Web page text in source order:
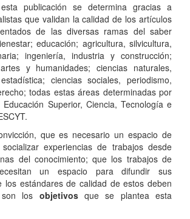
publicación se determina gracias a
que validan la calidad de los artículos
de las diversas ramas del saber
educación; agricultura, silvicultura,
ingeniería, industria y construcción;
y humanidades; ciencias naturales,
ciencias sociales, periodismo,
todas estas áreas determinadas por
Superior, Ciencia, Tecnología e
que es necesario un espacio de
experiencias de trabajos desde
del conocimiento; que los trabajos de
un espacio para difundir sus
los estándares de calidad de estos deben
los objetivosque se plantea esta